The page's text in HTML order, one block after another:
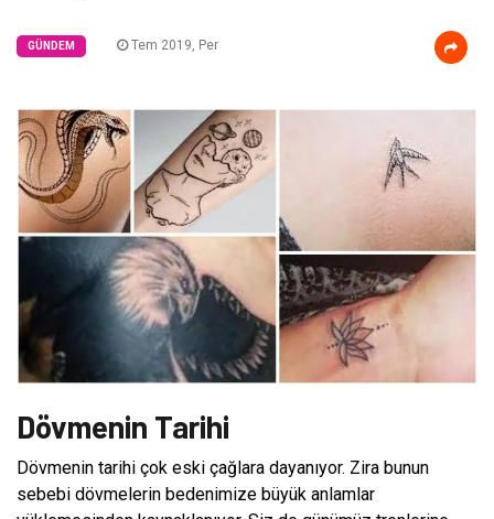
GÜNDEM Tem 2019, Per
Dövmenin Tarihi
Dövmenin tarihi çok eski çağlara dayanıyor. Zira bunun
sebebi dövmelerin bedenimize büyük anlamlar